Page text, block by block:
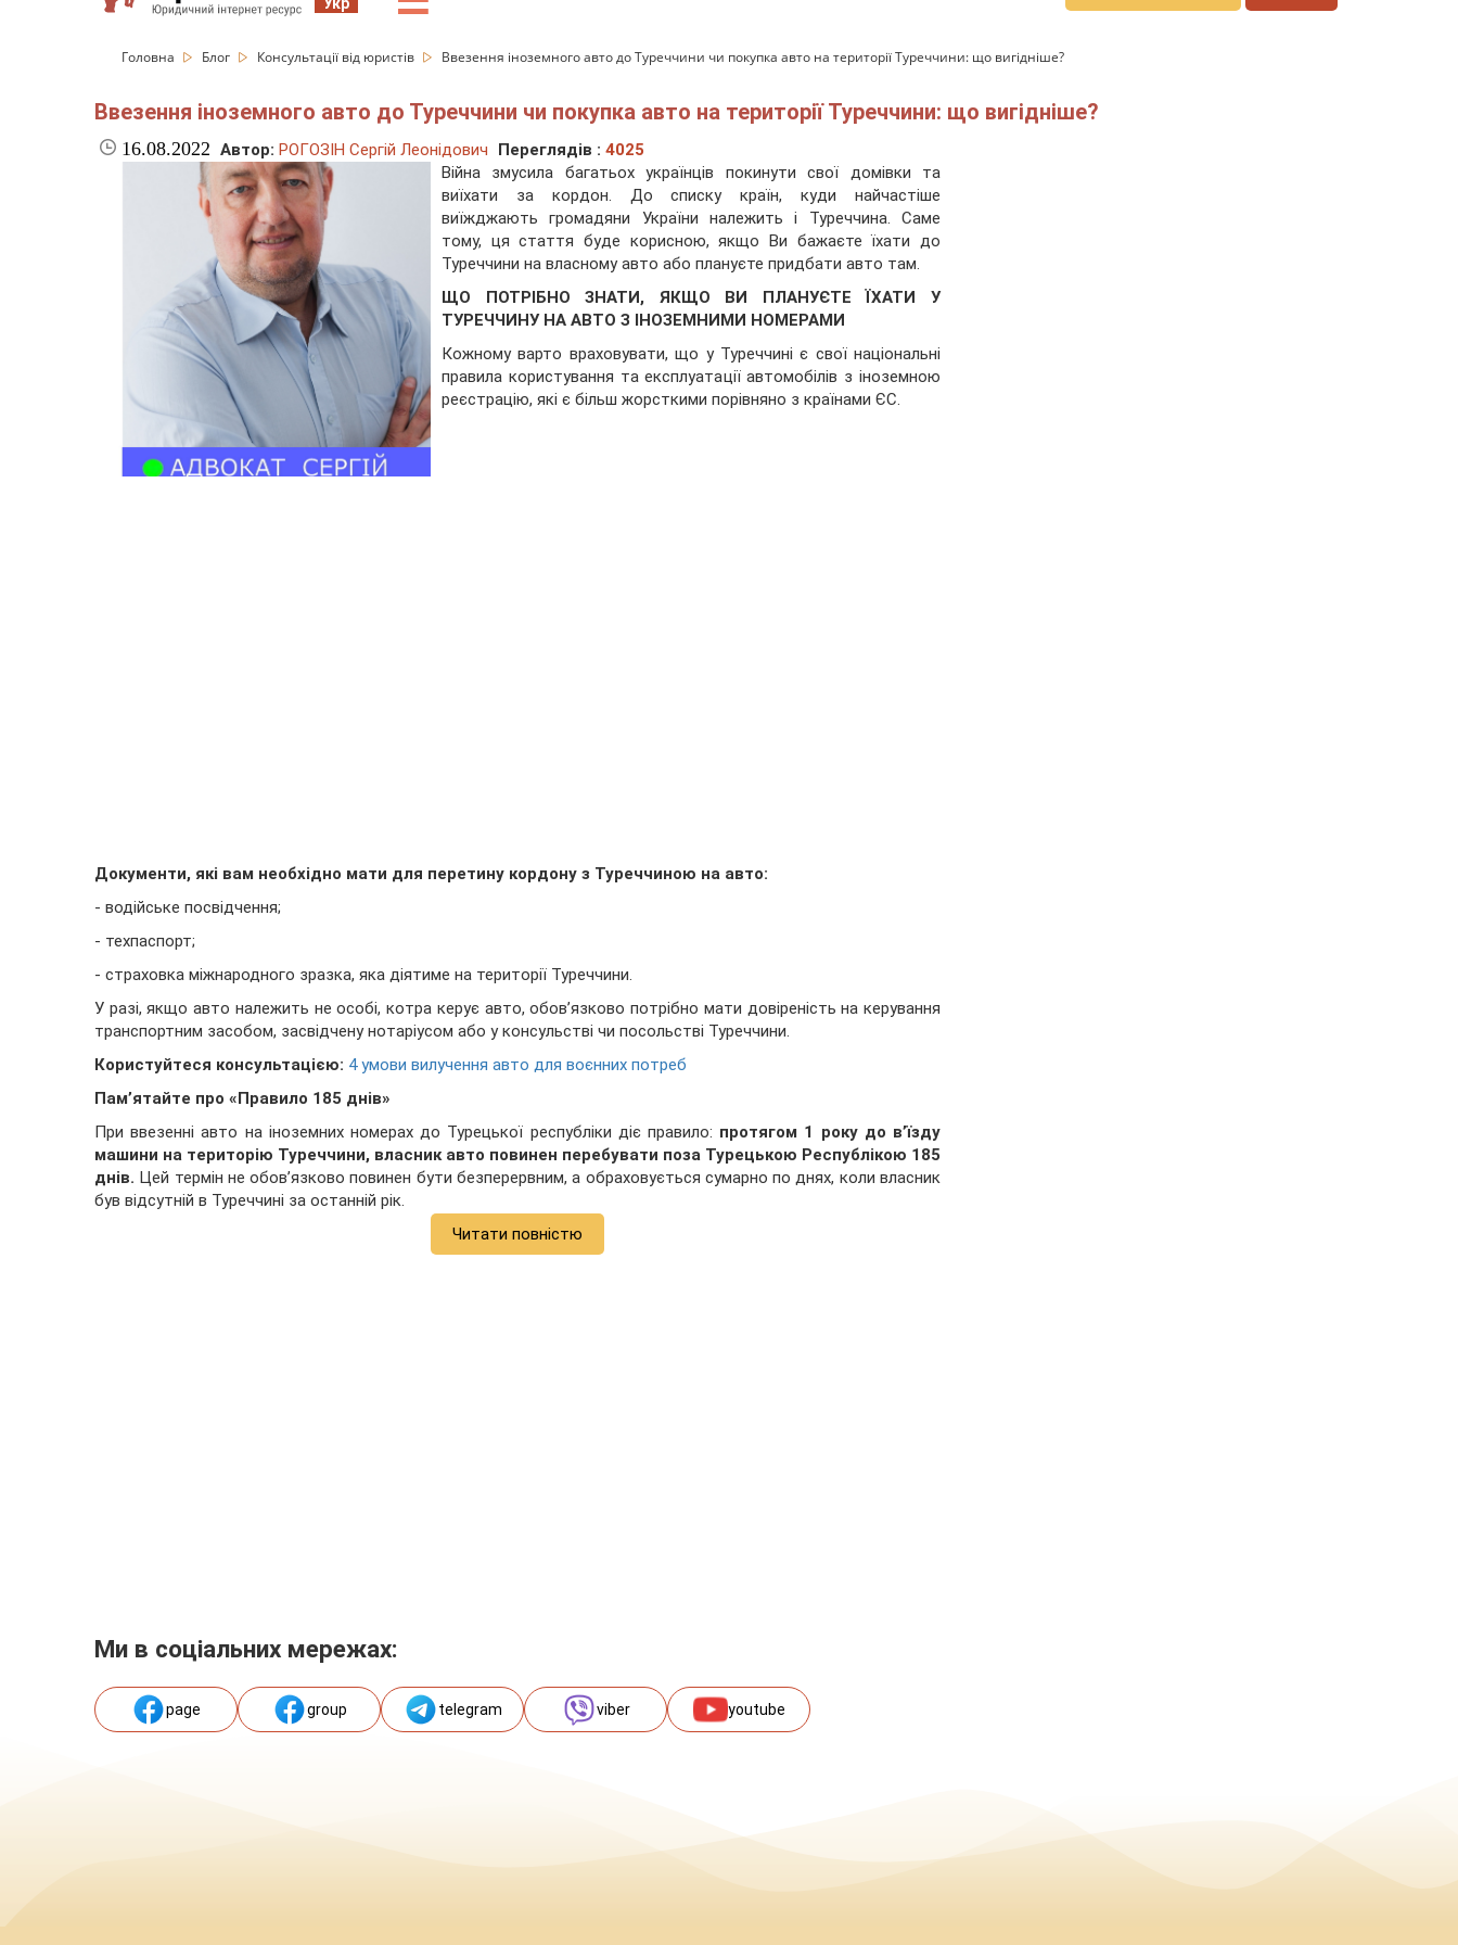
Головна Блог Консультації від юристів Ввезення іноземного авто до Туреччини чи покупка авто на території Туреччини: що вигідніше?
Ввезення іноземного авто до Туреччини чи покупка авто на території Туреччини: що вигідніше?
16.08.2022 Автор: РОГОЗІН Сергій Леонідович Переглядів : 4025
Війна змусила багатьох українців покинути свої домівки та
виїхати за кордон. До списку країн, куди найчастіше
виїжджають громадяни України належить і Туреччина. Саме
тому, ця стаття буде корисною, якщо Ви бажаєте їхати до
Туреччини на власному авто або плануєте придбати авто там.
ЩО ПОТРІБНО ЗНАТИ, ЯКЩО ВИ ПЛАНУЄТЕ ЇХАТИ У
ТУРЕЧЧИНУ НА АВТО З ІНОЗЕМНИМИ НОМЕРАМИ
Кожному варто враховувати, що у Туреччині є свої національні
правила користування та експлуатації автомобілів з іноземною
реєстрацію, які є більш жорсткими порівняно з країнами ЄС.
Документи, які вам необхідно мати для перетину кордону з Туреччиною на авто:
- водійське посвідчення;
- техпаспорт;
- страховка міжнародного зразка, яка діятиме на території Туреччини.
У разі, якщо авто належить не особі, котра керує авто, обов’язково потрібно мати довіреність на керування
транспортним засобом, засвідчену нотаріусом або у консульстві чи посольстві Туреччини.
Користуйтеся консультацією: 4 умови вилучення авто для воєнних потреб
Пам’ятайте про «Правило 185 днів»
При ввезенні авто на іноземних номерах до Турецької республіки діє правило: протягом 1 року до в’їзду
машини на територію Туреччини, власник авто повинен перебувати поза Турецькою Республікою 185
днів. Цей термін не обов’язково повинен бути безперервним, а обраховується сумарно по днях, коли власник
був відсутній в Туреччині за останній рік.
Читати повністю
Ми в соціальних мережах:
page group telegram viber youtube